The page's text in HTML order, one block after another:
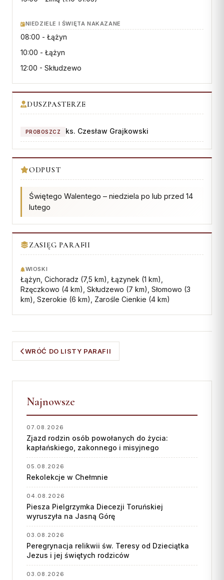
Kuria Diecezjalna
Konta bankowe
Biuro
Współpraca
„GŁOS Z TORUNIA"
Redakcja
Archiwum
Współpraca
Dane kurii
Msze święte online
Kalendarz liturgiczny
Świeckich
Skauci Króla
Bractwo św. Józefa
NIEDZIELE I ŚWIĘTA NAKAZANE
08:00 - Łążyn
10:00 - Łążyn
12:00 - Skłudzewo
DUSZPASTERZE
PROBOSZCZ ks. Czesław Grajkowski
ODPUST
Świętego Walentego – niedziela po lub przed 14
lutego
ZASIĘG PARAFII
WIOSKI
Łążyn, Cichoradz (7,5 km), Łązynek (1 km),
Rzęczkowo (4 km), Skłudzewo (7 km), Słomowo (3
km), Szerokie (6 km), Zarośle Cienkie (4 km)
WRÓĆ DO LISTY PARAFII
Najnowsze
07.08.2026
Zjazd rodzin osób powołanych do życia:
kapłańskiego, zakonnego i misyjnego
05.08.2026
Rekolekcje w Chełmnie
04.08.2026
Piesza Pielgrzymka Diecezji Toruńskiej
wyruszyła na Jasną Górę
03.08.2026
Peregrynacja relikwii św. Teresy od Dzieciątka
Jezus i jej świętych rodziców
03.08.2026